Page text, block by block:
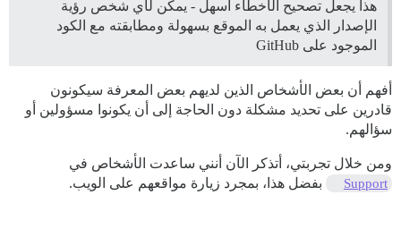
هذا يجعل تصحيح الأخطاء أسهل - يمكن لأي شخص رؤية
الإصدار الذي يعمل به الموقع بسهولة ومطابقته مع الكود
الموجود على GitHub
أفهم أن بعض الأشخاص الذين لديهم بعض المعرفة سيكونون
قادرين على تحديد مشكلة دون الحاجة إلى أن يكونوا مسؤولين أو
سؤالهم.
ومن خلال تجربتي، أتذكر الآن أنني ساعدت الأشخاص في
Support بفضل هذا، بمجرد زيارة مواقعهم على الويب.